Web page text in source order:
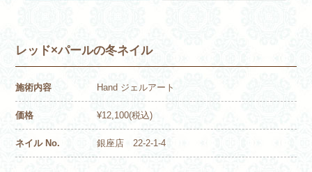
レッド×パールの冬ネイル
施術内容 Hand ジェルアート
価格 ¥12,100(税込)
ネイル No. 銀座店 22-2-1-4